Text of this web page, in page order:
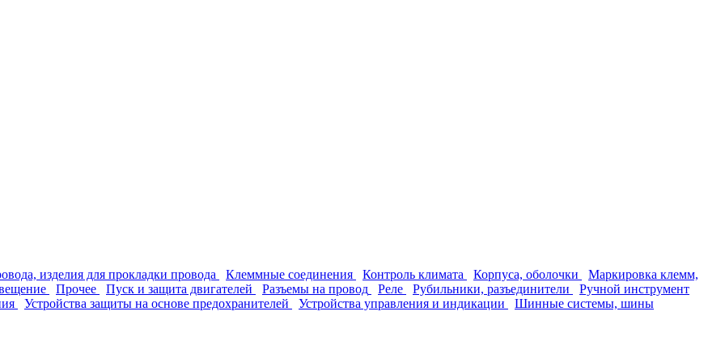
изделия для прокладки провода Клеммные соединения Контроль климата Корпуса, оболочки
Маркировка клемм,
Прочее Пуск и защита двигателей Разъемы на провод Реле Рубильники, разъединители
Ручной инструмент
Устройства защиты на основе предохранителей Устройства управления и индикации
Шинные системы, шины